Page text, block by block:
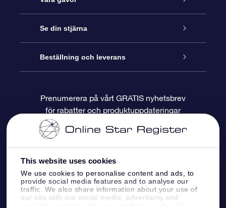
This website uses cookies
We use cookies to personalise content and ads, to
provide social media features and to analyse our
traffic. We also share information about your use of
our site with our social media, advertising and
Kontakta oss
Blogg
Recensioner
Online-Stjärngåva
OSR Gåvopaket
OSR Presentkort
Företagspresenter
Se din stjärna
Stjärnregiste
Personlig Stjärnsida
One Million Stars
OSR Starsaver
Fly me to the stars VR-app
Beställning och leverans
Betalningsinformation
Leveransinformation
Returpolicy
Konstellationerna
Prenumerera på vårt GRATIS nyhetsbrev
för rabatter och produktuppdateringar